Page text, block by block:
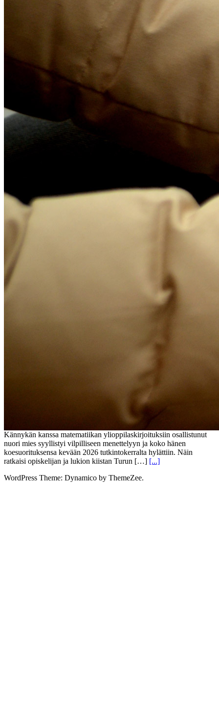
Kännykän kanssa matematiikan ylioppilaskirjoituksiin osallistunut
nuori mies syyllistyi vilpilliseen menettelyyn ja koko hänen
koesuorituksensa kevään 2026 tutkintokerralta hylättiin. Näin
ratkaisi opiskelijan ja lukion kiistan Turun […] [...]
WordPress Theme: Dynamico by ThemeZee.